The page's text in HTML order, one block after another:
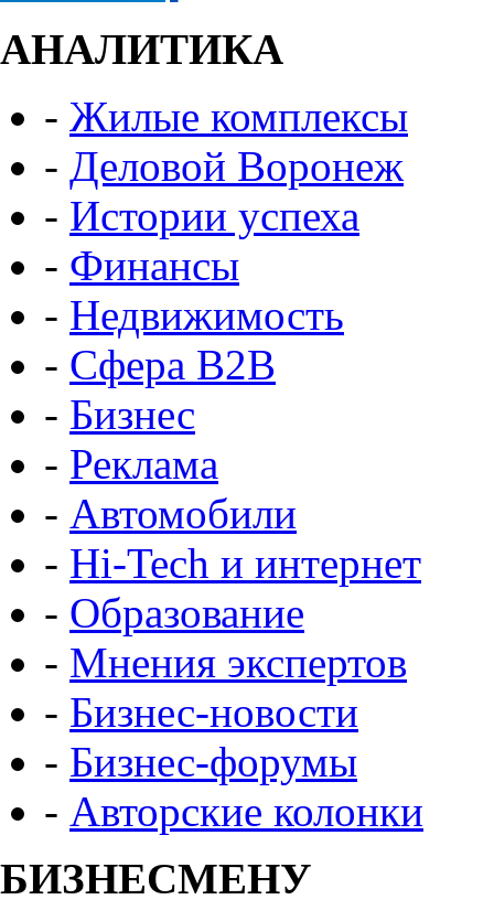
АНАЛИТИКА
- Жилые комплексы
- Деловой Воронеж
- Истории успеха
- Финансы
- Недвижимость
- Сфера B2B
- Бизнес
- Реклама
- Автомобили
- Hi-Tech и интернет
- Образование
- Мнения экспертов
- Бизнес-новости
- Бизнес-форумы
- Авторские колонки
БИЗНЕСМЕНУ